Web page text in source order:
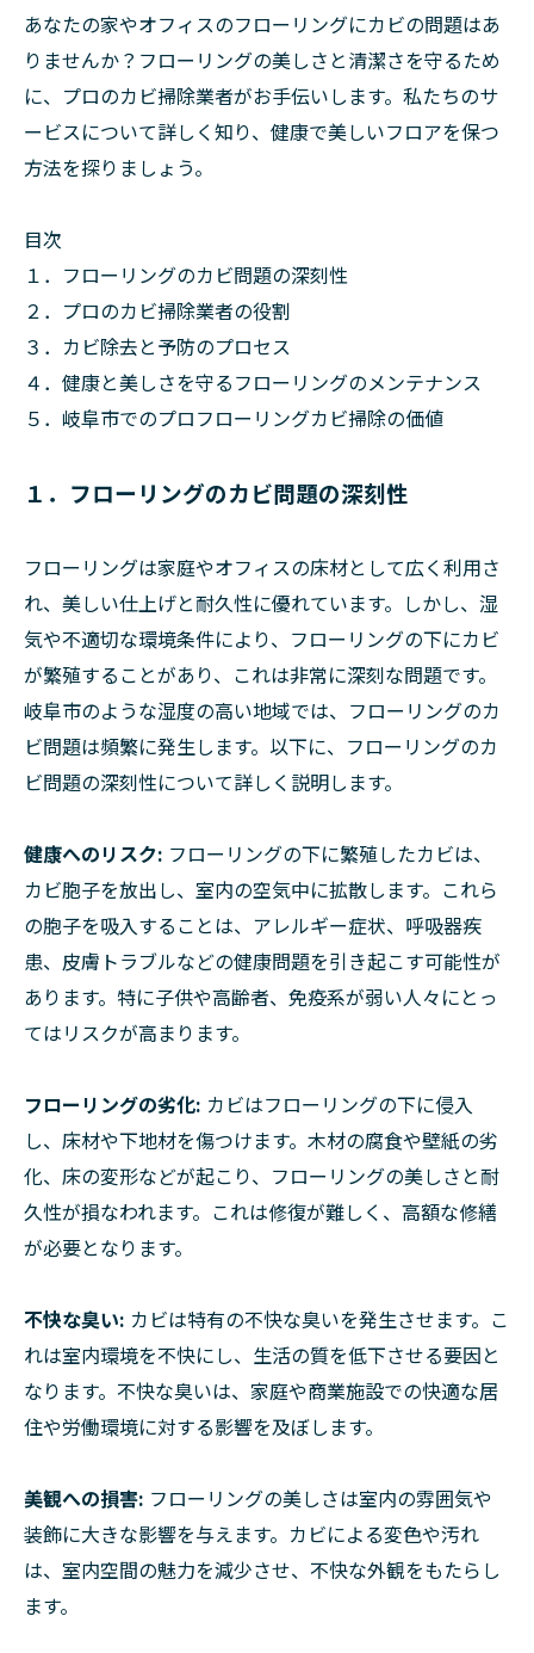
あなたの家やオフィスのフローリングにカビの問題はあ
りませんか？フローリングの美しさと清潔さを守るため
に、プロのカビ掃除業者がお手伝いします。私たちのサ
ービスについて詳しく知り、健康で美しいフロアを保つ
方法を探りましょう。
目次
１．フローリングのカビ問題の深刻性
２．プロのカビ掃除業者の役割
３．カビ除去と予防のプロセス
４．健康と美しさを守るフローリングのメンテナンス
５．岐阜市でのプロフローリングカビ掃除の価値
１．フローリングのカビ問題の深刻性
フローリングは家庭やオフィスの床材として広く利用さ
れ、美しい仕上げと耐久性に優れています。しかし、湿
気や不適切な環境条件により、フローリングの下にカビ
が繁殖することがあり、これは非常に深刻な問題です。
岐阜市のような湿度の高い地域では、フローリングのカ
ビ問題は頻繁に発生します。以下に、フローリングのカ
ビ問題の深刻性について詳しく説明します。
健康へのリスク: フローリングの下に繁殖したカビは、
カビ胞子を放出し、室内の空気中に拡散します。これら
の胞子を吸入することは、アレルギー症状、呼吸器疾
患、皮膚トラブルなどの健康問題を引き起こす可能性が
あります。特に子供や高齢者、免疫系が弱い人々にとっ
てはリスクが高まります。
フローリングの劣化: カビはフローリングの下に侵入
し、床材や下地材を傷つけます。木材の腐食や壁紙の劣
化、床の変形などが起こり、フローリングの美しさと耐
久性が損なわれます。これは修復が難しく、高額な修繕
が必要となります。
不快な臭い: カビは特有の不快な臭いを発生させます。こ
れは室内環境を不快にし、生活の質を低下させる要因と
なります。不快な臭いは、家庭や商業施設での快適な居
住や労働環境に対する影響を及ぼします。
美観への損害: フローリングの美しさは室内の雰囲気や
装飾に大きな影響を与えます。カビによる変色や汚れ
は、室内空間の魅力を減少させ、不快な外観をもたらし
ます。